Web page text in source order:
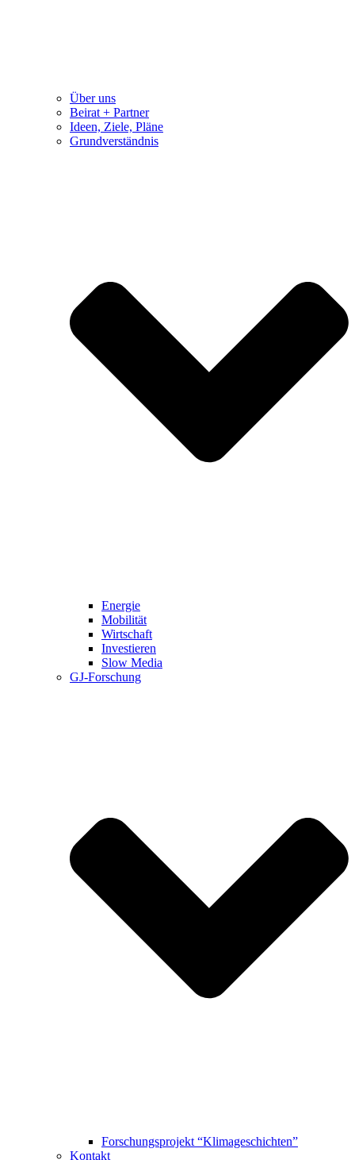
Über uns
Beirat + Partner
Ideen, Ziele, Pläne
Grundverständnis
Energie
Mobilität
Wirtschaft
Investieren
Slow Media
GJ-Forschung
Forschungsprojekt “Klimageschichten”
Kontakt